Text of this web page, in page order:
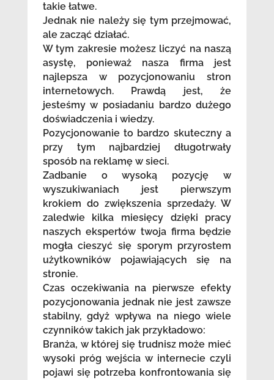
takie łatwe.
Jednak nie należy się tym przejmować,
ale zacząć działać.
W tym zakresie możesz liczyć na naszą
asystę, ponieważ nasza firma jest
najlepsza w pozycjonowaniu stron
internetowych. Prawdą jest, że
jesteśmy w posiadaniu bardzo dużego
doświadczenia i wiedzy.
Pozycjonowanie to bardzo skuteczny a
przy tym najbardziej długotrwały
sposób na reklamę w sieci.
Zadbanie o wysoką pozycję w
wyszukiwaniach jest pierwszym
krokiem do zwiększenia sprzedaży. W
zaledwie kilka miesięcy dzięki pracy
naszych ekspertów twoja firma będzie
mogła cieszyć się sporym przyrostem
użytkowników pojawiających się na
stronie.
Czas oczekiwania na pierwsze efekty
pozycjonowania jednak nie jest zawsze
stabilny, gdyż wpływa na niego wiele
czynników takich jak przykładowo:
Branża, w której się trudnisz może mieć
wysoki próg wejścia w internecie czyli
pojawi się potrzeba konfrontowania się